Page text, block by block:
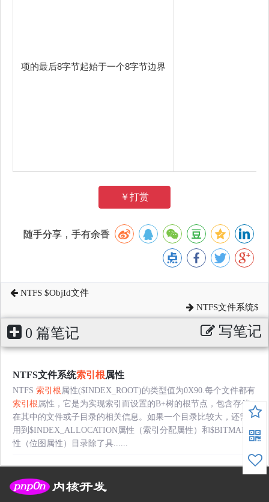
项的最后8字节起始于一个8字节边界
￥打赏
随手分享，手有余香
NTFS $ObjId文件
NTFS文件系统$
0 篇笔记 写笔记
NTFS文件系统索引根属性
NTFS 索引根 属性($INDEX_ROOT)的类型值为0X90.每个文件都有
索引根 属性，它是为实现索引而设置的B+树的根节点，包含存储
在其中的文件或子目录的相关信息。如果一个目录比较大，还需要
用到$INDEX_ALLOCATION属性（索引分配属性）和$BITMAP属
性（位图属性）目录除了具......